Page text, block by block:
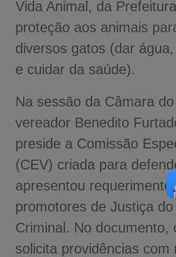
Vida Animal, da
proteção aos animais
diversos gatos (dar
e cuidar da saúde).
Na sessão da Câmara
vereador Benedito
preside a Comissão
(CEV) criada para
apresentou requerimento
promotores de Justiça
Criminal. No documento,
solicita providências com